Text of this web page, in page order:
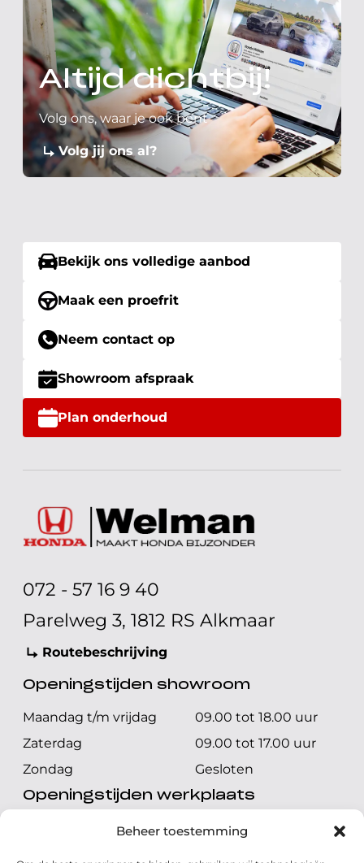
Beheer toestemming
Altijd dichtbij!
Volg ons, waar je ook bent
Volg jij ons al?
Bekijk ons volledige aanbod
Maak een proefrit
Neem contact op
Showroom afspraak
Plan onderhoud
072 - 57 16 9 40
Parelweg 3, 1812 RS Alkmaar
Routebeschrijving
Openingstijden showroom
Maandag t/m vrijdag
09.00 tot 18.00 uur
Zaterdag
09.00 tot 17.00 uur
Zondag
Gesloten
Openingstijden werkplaats
Maandag t/m vrijdag
08.00 tot 17.00 uur